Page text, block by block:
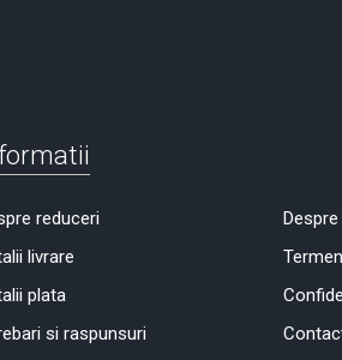
reduceri
livrare
plata
si raspunsuri
Despre